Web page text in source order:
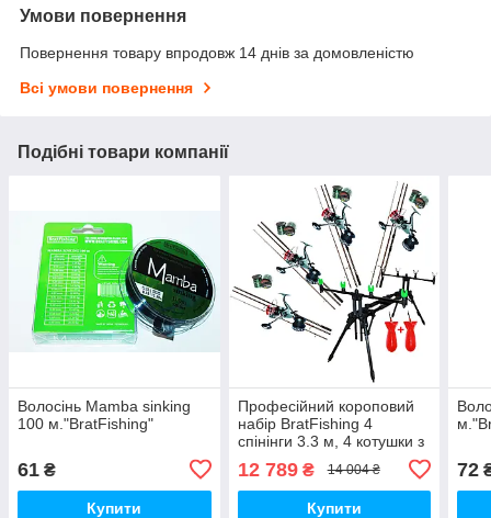
Умови повернення
Повернення товару впродовж 14 днів за домовленістю
Всі умови повернення
Подібні товари компанії
Волосінь Mamba sinking
100 м."BratFishing"
61 ₴
Купити
Професійний короповий
набір BratFishing 4
спінінги 3.3 м, 4 котушки з
бейтранером, 4 волосіні,
род-под
12 789₴ 14 004 ₴
Купити
72